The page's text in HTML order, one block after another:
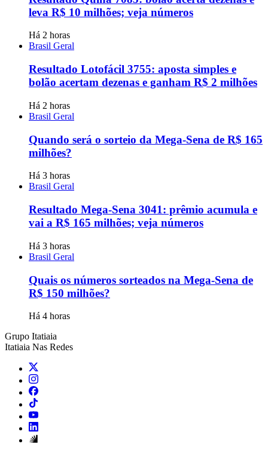
leva R$ 10 milhões; veja números
Há 2 horas
Brasil Geral
Resultado Lotofácil 3755: aposta simples e
bolão acertam dezenas e ganham R$ 2 milhões
Há 2 horas
Brasil Geral
Quando será o sorteio da Mega-Sena de R$ 165
milhões?
Há 3 horas
Brasil Geral
Resultado Mega-Sena 3041: prêmio acumula e
vai a R$ 165 milhões; veja números
Há 3 horas
Brasil Geral
Quais os números sorteados na Mega-Sena de
R$ 150 milhões?
Há 4 horas
Grupo Itatiaia
Itatiaia Nas Redes